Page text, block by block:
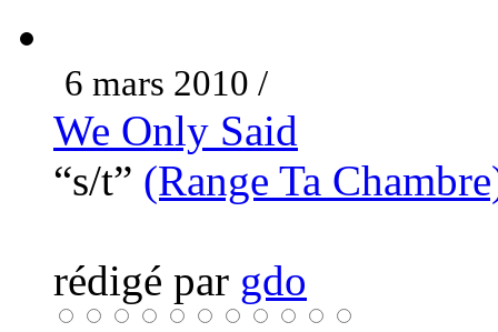
6 mars 2010 /
We Only Said
“s/t” (Range Ta
rédigé par gdo